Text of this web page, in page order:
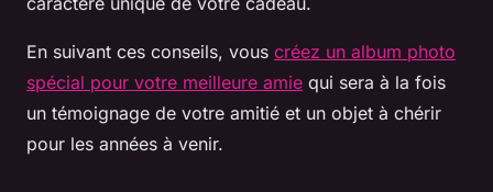
En suivant ces conseils, vous créez un album photo
spécial pour votre meilleure amie qui sera à la fois
un témoignage de votre amitié et un objet à chérir
pour les années à venir.